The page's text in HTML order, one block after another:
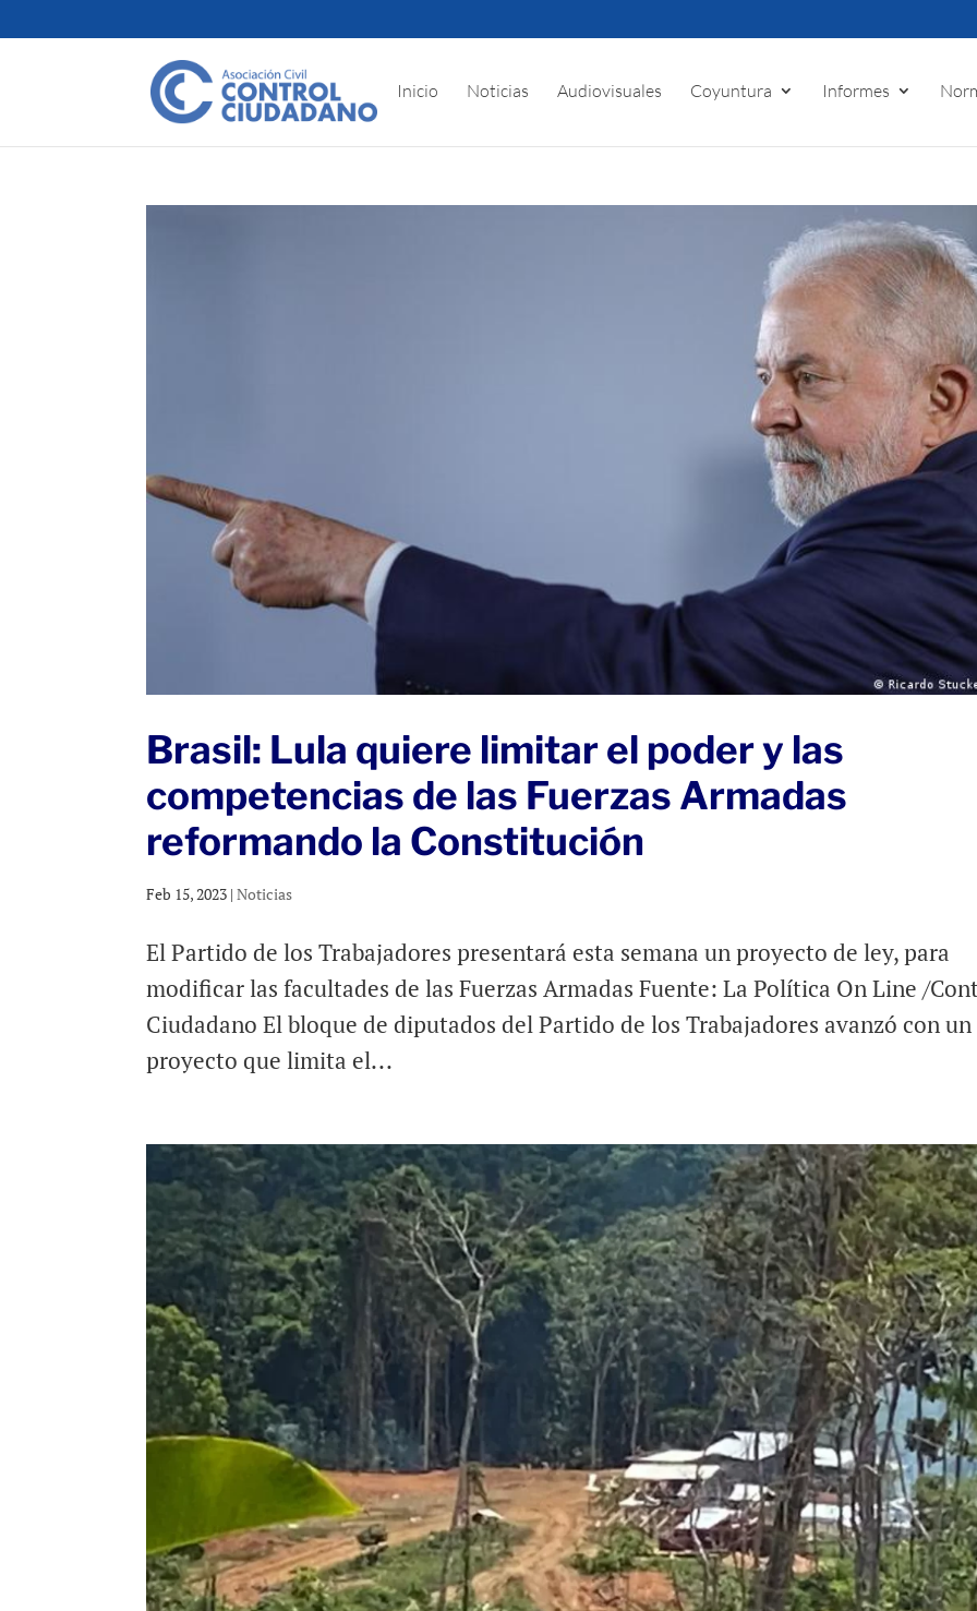
Inicio Noticias Audiovisuales Coyuntura Informes
Brasil: Lula quiere limitar el poder y las
competencias de las Fuerzas Armadas
reformando la Constitución
Feb 15, 2023 |Noticias
El Partido de los Trabajadores presentará esta semana un proyecto de ley, para
modificar las facultades de las Fuerzas Armadas Fuente: La Política On Line /
Ciudadano El bloque de diputados del Partido de los Trabajadores avanzó con un
proyecto que limita el...